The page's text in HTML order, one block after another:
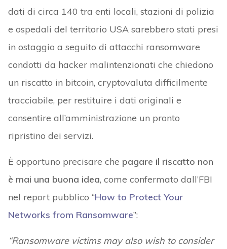
dati di circa 140 tra enti locali, stazioni di polizia
e ospedali del territorio USA sarebbero stati presi
in ostaggio a seguito di attacchi ransomware
condotti da hacker malintenzionati che chiedono
un riscatto in bitcoin, cryptovaluta difficilmente
tracciabile, per restituire i dati originali e
consentire all’amministrazione un pronto
ripristino dei servizi.
È opportuno precisare che pagare il riscatto non
è mai una buona idea, come confermato dall’FBI
nel report pubblico “How to Protect Your
Networks from Ransomware”:
“Ransomware victims may also wish to consider